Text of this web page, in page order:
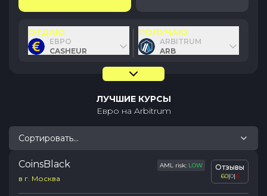
ОТДАЮ
ЕВРО
CASHEUR
ПОЛУЧАЮ
ARBITRUM
ARB
ЛУЧШИЕ КУРСЫ
Евро на Arbitrum
Сортировать...
CoinsBlack AML risk: LOW
в г. Москва
Отзывы
60|0|0